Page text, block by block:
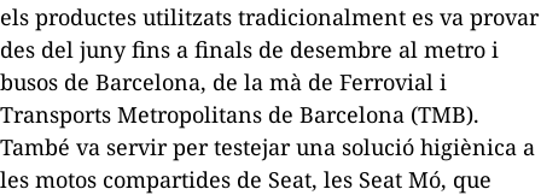
els productes utilitzats tradicionalment es va provar
des del juny fins a finals de desembre al metro i
busos de Barcelona, de la mà de Ferrovial i
Transports Metropolitans de Barcelona (TMB).
També va servir per testejar una solució higiènica a
les motos compartides de Seat, les Seat Mó, que